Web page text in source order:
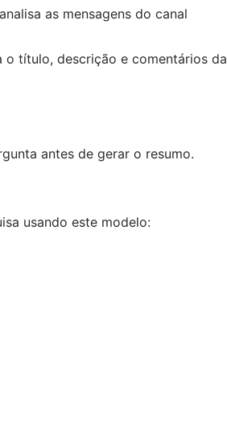
as mensagens do canal
título, descrição e comentários da
antes de gerar o resumo.
usando este modelo: